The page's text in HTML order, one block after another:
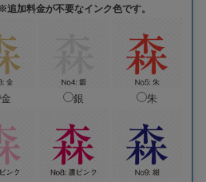
加料金が不要なインク色です。
金 銀 朱